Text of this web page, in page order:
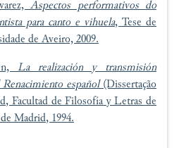
Aspectos performativos do
para canto e vihuela, Tese de
de Aveiro, 2009.
La realización y transmisión
español(Dissertação
Facultad de Filosofía y Letras de
Madrid, 1994.